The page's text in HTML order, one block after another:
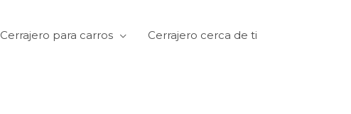
Cerrajero para carros Cerrajero cerca de ti